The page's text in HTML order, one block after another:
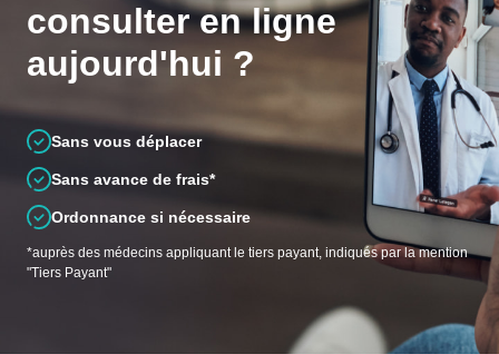
consulter en ligne
aujourd'hui ?
Sans vous déplacer
Sans avance de frais*
Ordonnance si nécessaire
*auprès des médecins appliquant le tiers payant, indiqués par la mention
"Tiers Payant"